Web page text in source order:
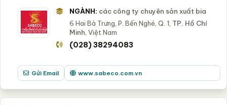
NGÀNH: các công ty chuyên sản xuất bia
6 Hai Bà Trưng, P. Bến Nghé, Q. 1, TP. Hồ Chí
Minh , Việt Nam
(028) 38294083
Gửi Email www.sabeco.com.vn